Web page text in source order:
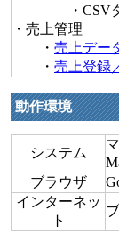
・CSVダ
・売上管理
・ 売上デー
・ 売上登録
動作環境
システム
ブラウザ
インターネッ
ト